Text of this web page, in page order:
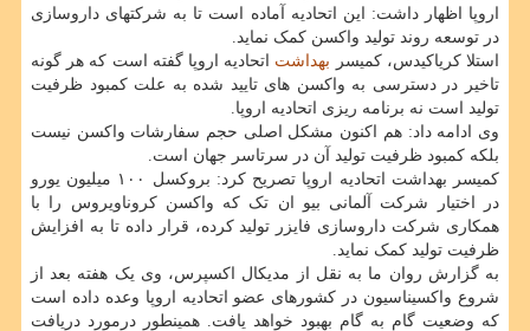
اروپا اظهار داشت: این اتحادیه آماده است تا به شرکتهای داروسازی
در توسعه روند تولید واکسن کمک نماید.
استلا کریاکیدس، کمیسر بهداشت اتحادیه اروپا گفته است که هر گونه
تاخیر در دسترسی به واکسن های تایید شده به علت کمبود ظرفیت
تولید است نه برنامه ریزی اتحادیه اروپا.
وی ادامه داد: هم اکنون مشکل اصلی حجم سفارشات واکسن نیست
بلکه کمبود ظرفیت تولید آن در سرتاسر جهان است.
کمیسر بهداشت اتحادیه اروپا تصریح کرد: بروکسل ۱۰۰ میلیون یورو
در اختیار شرکت آلمانی بیو ان تک که واکسن کروناویروس را با
همکاری شرکت داروسازی فایزر تولید کرده، قرار داده تا به افزایش
ظرفیت تولید کمک نماید.
به گزارش روان ما به نقل از مدیکال اکسپرس، وی یک هفته بعد از
شروع واکسیناسیون در کشورهای عضو اتحادیه اروپا وعده داده است
که وضعیت گام به گام بهبود خواهد یافت. همینطور درمورد دریافت